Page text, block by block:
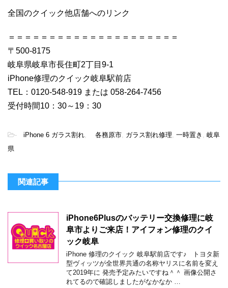
全国のクイック他店舗へのリンク
＝＝＝＝＝＝＝＝＝＝＝＝＝＝＝＝＝＝＝＝＝
〒500-8175
岐阜県岐阜市長住町2丁目9-1
iPhone修理のクイック岐阜駅前店
TEL：0120-548-919 または 058-264-7456
受付時間10：30～19：30
- iPhone 6 ガラス割れ 各務原市 ガラス割れ修理 一時置き
岐阜
県
関連記事
iPhone6Plusのバッテリー交換修理に岐
阜市よりご来店！アイフォン修理のクイ
ック岐阜
iPhone 修理のクイック 岐阜駅前店です♪ トヨタ新
型ヴィッツが全世界共通の名称ヤリスに名前を変え
て2019年に 発売予定みたいですね＾＾ 画像公開さ
れてるので確認しましたがなかなか …